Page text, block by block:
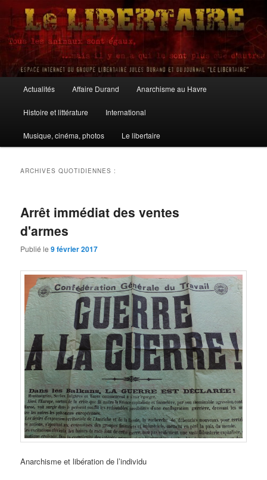
Aller
contenu
principal
Aller
contenu
secondaire
Le Libertaire
principal
Actualités Affaire Durand Anarchisme au Havre
Histoire et littérature International
Musique, cinéma, photos Le libertaire
ARCHIVES QUOTIDIENNES :
Arrêt immédiat des ventes
d'armes
Publié le9 février 2017
Anarchisme et libération de l’individu